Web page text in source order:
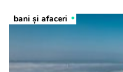
bani și afaceri